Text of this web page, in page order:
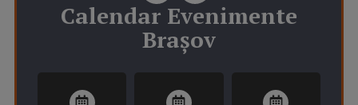
Calendar Evenimente
Brașov